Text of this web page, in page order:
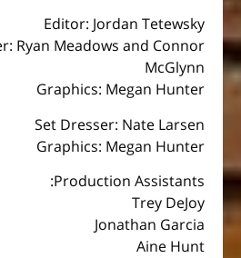
Editor: Jordan Tetewsky
Ryan Meadows and Connor
McGlynn
Graphics: Megan Hunter
Set Dresser: Nate Larsen
Graphics: Megan Hunter
Production Assistants:
Trey DeJoy
Jonathan Garcia
Aine Hunt